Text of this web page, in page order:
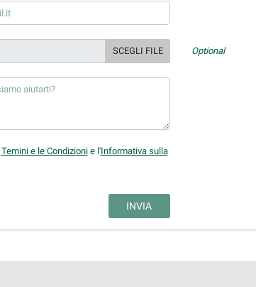
SCEGLI FILE Optional
Temini e le Condizionie l'Informativa sulla